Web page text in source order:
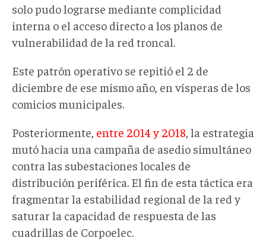
solo pudo lograrse mediante complicidad
interna o el acceso directo a los planos de
vulnerabilidad de la red troncal.
Este patrón operativo se repitió el 2 de
diciembre de ese mismo año, en vísperas de los
comicios municipales.
Posteriormente, entre 2014 y 2018 , la estrategia
mutó hacia una campaña de asedio simultáneo
contra las subestaciones locales de
distribución periférica. El fin de esta táctica era
fragmentar la estabilidad regional de la red y
saturar la capacidad de respuesta de las
cuadrillas de Corpoelec.